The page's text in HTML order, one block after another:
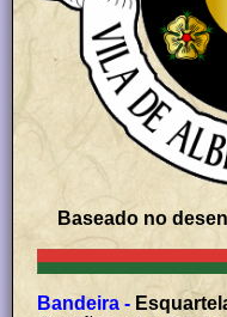
Baseado no
Bandeira -